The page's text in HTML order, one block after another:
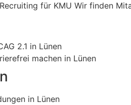
für KMU Wir finden
2.1 in Lünen
machen in Lünen
in Lünen